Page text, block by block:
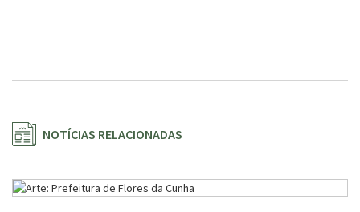
NOTÍCIAS RELACIONADAS